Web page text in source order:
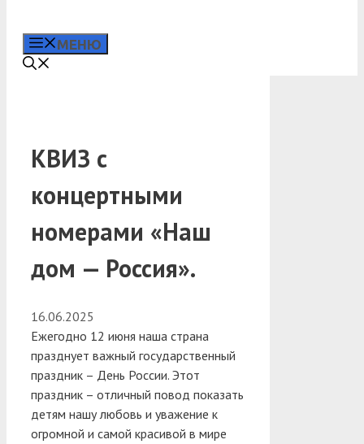
МЕНЮ
КВИЗ с
концертными
номерами «Наш
дом — Россия».
16.06.2025
Ежегодно 12 июня наша страна
празднует важный государственный
праздник – День России. Этот
праздник – отличный повод показать
детям нашу любовь и уважение к
огромной и самой красивой в мире